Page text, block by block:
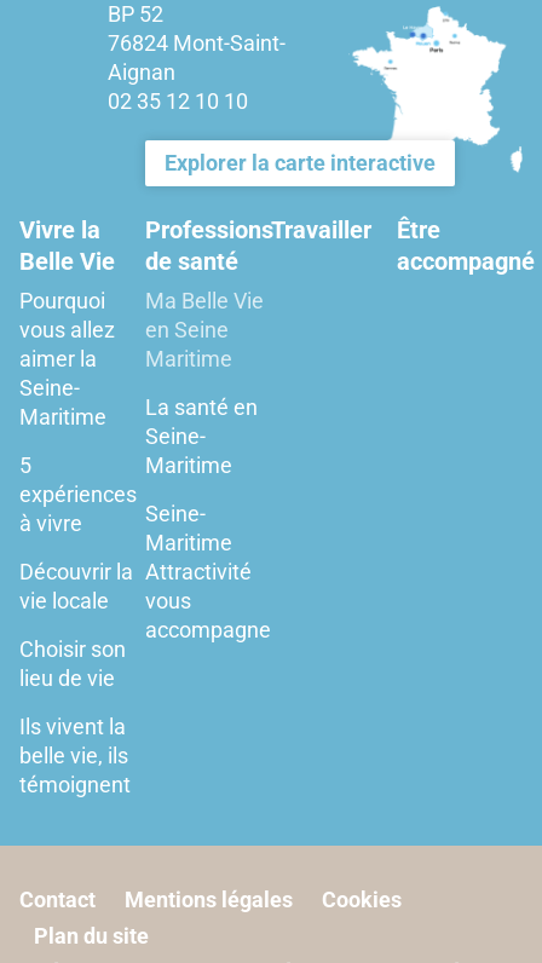
BP 52
76824 Mont-Saint-
Aignan
02 35 12 10 10
Explorer la carte interactive
Vivre la
Belle Vie
Pourquoi
vous allez
aimer la
Seine-
Maritime
5
expériences
à vivre
Découvrir la
vie locale
Choisir son
lieu de vie
Ils vivent la
belle vie, ils
témoignent
Professions
de santé
Ma Belle Vie
en Seine
Maritime
La santé en
Seine-
Maritime
Seine-
Maritime
Attractivité
vous
accompagne
Travailler
Être
accompagné
Contact Mentions légales
Cookies
Plan du site